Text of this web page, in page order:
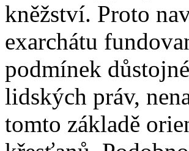
kněžství. Proto
exarchátu
podmínek
lidských práv,
tomto základě